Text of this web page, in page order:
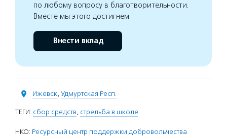
по любому вопросу в благотворительности.
Вместе мы этого достигнем
Внести вклад
Ижевск, Удмуртская Респ.
ТЕГИ: сбор средств, стрельба в школе
НКО: Ресурсный центр поддержки добровольчества